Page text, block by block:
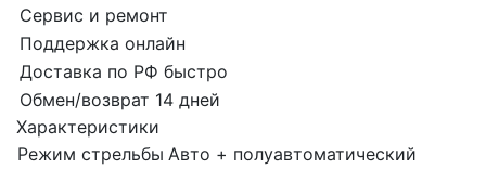
Сервис и ремонт
Поддержка онлайн
Доставка по РФ быстро
Обмен/возврат 14 дней
Характеристики
Режим стрельбы Авто + полуавтоматический